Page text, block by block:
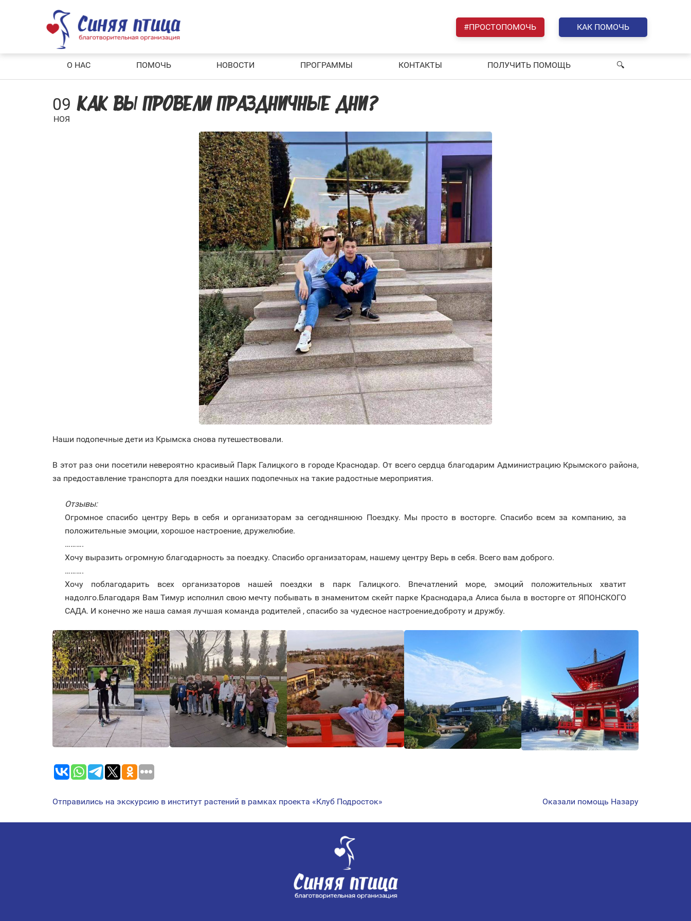
#ПРОСТОПОМОЧЬ КАК ПОМОЧЬ
О НАС ПОМОЧЬ НОВОСТИ ПРОГРАММЫ КОНТАКТЫ ПОЛУЧИТЬ ПОМОЩЬ 🔍︎
09
НОЯ
КАК ВЫ ПРОВЕЛИ ПРАЗДНИЧНЫЕ ДНИ?
Наши подопечные дети из Крымска снова путешествовали.
В этот раз они посетили невероятно красивый Парк Галицкого в городе Краснодар. От всего сердца благодарим Администрацию Крымского района,
за предоставление транспорта для поездки наших подопечных на такие радостные мероприятия.
Отзывы:
Огромное спасибо центру Верь в себя и организаторам за сегодняшнюю Поездку. Мы просто в восторге. Спасибо всем за компанию, за
положительные эмоции, хорошое настроение, дружелюбие.
……….
Хочу выразить огромную благодарность за поездку. Спасибо организаторам, нашему центру Верь в себя. Всего вам доброго.
……….
Хочу поблагодарить всех организаторов нашей поездки в парк Галицкого. Впечатлений море, эмоций положительных хватит
надолго.Благодаря Вам Тимур исполнил свою мечту побывать в знаменитом скейт парке Краснодара,а Алиса была в восторге от ЯПОНСКОГО
САДА. И конечно же наша самая лучшая команда родителей , спасибо за чудесное настроение,доброту и дружбу.
НАВИГАЦИЯ
ПО
Отправились на экскурсию в институт растений в рамках проекта «Клуб Подросток» Оказали помощь Назару